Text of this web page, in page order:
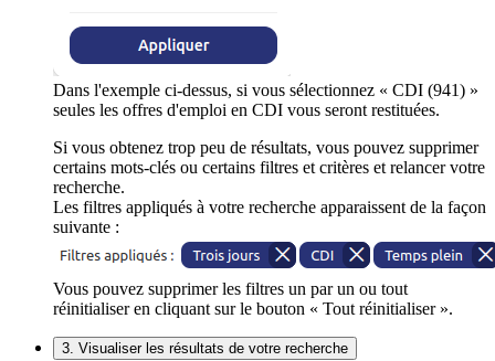
Dans l'exemple ci-dessus, si vous sélectionnez « CDI (941) »
seules les offres d'emploi en CDI vous seront restituées.
Si vous obtenez trop peu de résultats, vous pouvez supprimer
certains mots-clés ou certains filtres et critères et relancer votre
recherche.
Les filtres appliqués à votre recherche apparaissent de la façon
suivante :
Vous pouvez supprimer les filtres un par un ou tout
réinitialiser en cliquant sur le bouton « Tout réinitialiser ».
3. Visualiser les résultats de votre recherche